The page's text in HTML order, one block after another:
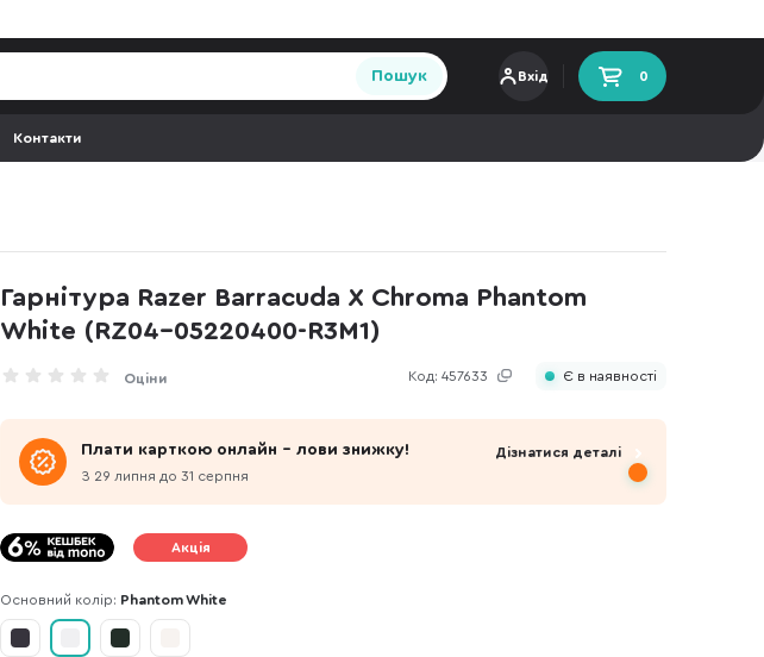
Пошук Вхід 0
Контакти
Гарнітура Razer Barracuda X Chroma Phantom
White (RZ04-05220400-R3M1)
Код: 457633
Оціни Є в наявності
Плати карткою онлайн - лови знижку!
З 29 липня до 31 серпня
Дізнатися деталі
Акція
Основний колір: Phantom White